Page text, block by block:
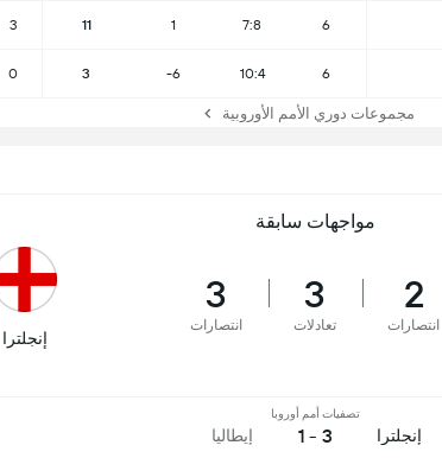
6
7:8
1
11
3
6
10:4
-6
3
0
مجموعات دوري الأمم الأوروبية
مواجهات سابقة
2
انتصارات
3
تعادلات
3
انتصارات
إنجلترا
إنجلترا
تصفيات أمم أوروبا
3 - 1 إيطاليا